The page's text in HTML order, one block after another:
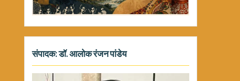
संपादक: डॉ. आलोक रंजन पांडेय